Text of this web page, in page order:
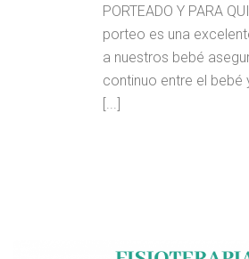
PORTEADO Y PARA
porteo es una
a nuestros bebé
continuo entre el bebé
[...]